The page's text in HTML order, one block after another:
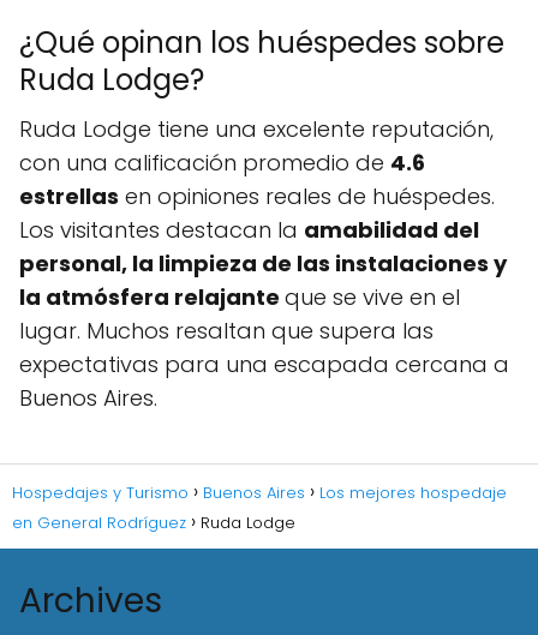
¿Qué opinan los huéspedes sobre
Ruda Lodge?
Ruda Lodge tiene una excelente reputación,
con una calificación promedio de 4.6
estrellas en opiniones reales de huéspedes.
Los visitantes destacan la amabilidad del
personal, la limpieza de las instalaciones y
la atmósfera relajante que se vive en el
lugar. Muchos resaltan que supera las
expectativas para una escapada cercana a
Buenos Aires.
Hospedajes y Turismo Buenos Aires
Los mejores hospedaje
en General Rodríguez
Ruda Lodge
Archives